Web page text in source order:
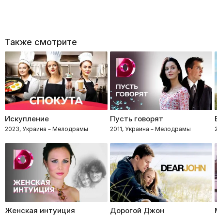
Также смотрите
Искупление
2023, Украина – Мелодрамы
Пусть говорят
2011, Украина – Мелодрамы
Женская интуиция Дорогой Джон